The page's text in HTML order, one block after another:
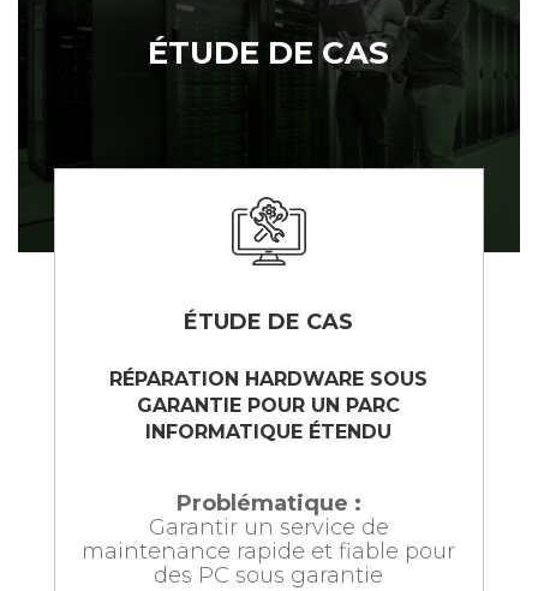
ÉTUDE DE CAS
ÉTUDE DE CAS
RÉPARATION HARDWARE SOUS
GARANTIE POUR UN PARC
INFORMATIQUE ÉTENDU
Problématique :
Garantir un service de
maintenance rapide et fiable pour
des PC sous garantie